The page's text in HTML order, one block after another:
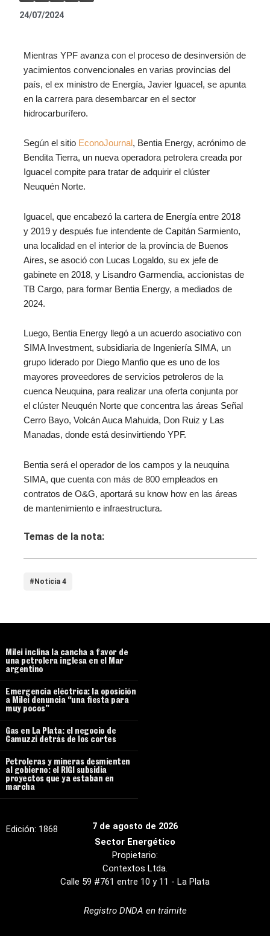
24/07/2024
Mientras YPF avanza con el proceso de desinversión de
yacimientos convencionales en varias provincias del
país, el ex ministro de Energía, Javier Iguacel, se apunta
en la carrera para desembarcar en el sector
hidrocarburífero.
Según el sitio EconoJournal, Bentia Energy, acrónimo de
Bendita Tierra, un nueva operadora petrolera creada por
Iguacel compite para tratar de adquirir el clúster
Neuquén Norte.
Iguacel, que encabezó la cartera de Energía entre 2018
y 2019 y después fue intendente de Capitán Sarmiento,
una localidad en el interior de la provincia de Buenos
Aires, se asoció con Lucas Logaldo, su ex jefe de
gabinete en 2018, y Lisandro Garmendia, accionistas de
TB Cargo, para formar Bentia Energy, a mediados de
2024.
Luego, Bentia Energy llegó a un acuerdo asociativo con
SIMA Investment, subsidiaria de Ingeniería SIMA, un
grupo liderado por Diego Manfio que es uno de los
mayores proveedores de servicios petroleros de la
cuenca Neuquina, para realizar una oferta conjunta por
el clúster Neuquén Norte que concentra las áreas Señal
Cerro Bayo, Volcán Auca Mahuida, Don Ruiz y Las
Manadas, donde está desinvirtiendo YPF.
Bentia será el operador de los campos y la neuquina
SIMA, que cuenta con más de 800 empleados en
contratos de O&G, aportará su know how en las áreas
de mantenimiento e infraestructura.
Temas de la nota:
#Noticia 4
7 de agosto de 2026
Edición: 1868
Sector Energético
Propietario:
Contextos Ltda.
Calle 59 #761 entre 10 y 11 - La Plata
Registro DNDA en trámite
Milei inclina la cancha a favor de
una petrolera inglesa en el Mar
argentino
Emergencia eléctrica: la oposición
a Milei denuncia “una fiesta para
muy pocos”
Gas en La Plata: el negocio de
Camuzzi detrás de los cortes
Petroleras y mineras desmienten
al gobierno: el RIGI subsidia
proyectos que ya estaban en
marcha